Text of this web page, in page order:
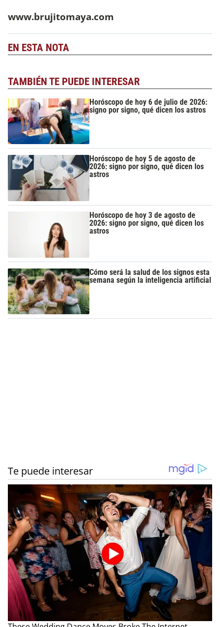
www.brujitomaya.com
EN ESTA NOTA
TAMBIÉN TE PUEDE INTERESAR
Horóscopo de hoy 6 de julio de 2026:
signo por signo, qué dicen los astros
Horóscopo de hoy 5 de agosto de
2026: signo por signo, qué dicen los
astros
Horóscopo de hoy 3 de agosto de
2026: signo por signo, qué dicen los
astros
Cómo será la salud de los signos esta
semana según la inteligencia artificial